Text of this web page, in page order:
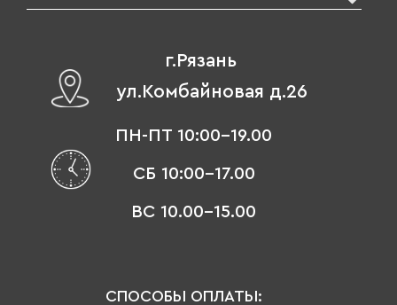
г.Рязань
ул.Комбайновая д.26
ПН-ПТ 10:00-19.00
СБ 10:00-17.00
ВС 10.00-15.00
СПОСОБЫ ОПЛАТЫ: